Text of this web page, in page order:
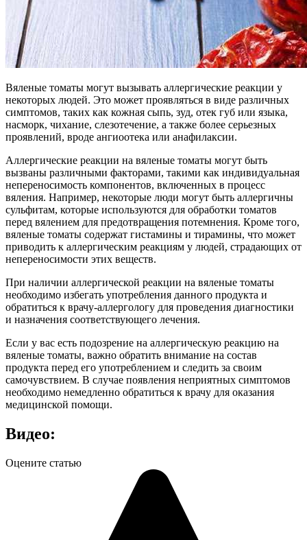
Вяленые томаты могут вызывать аллергические реакции у
некоторых людей. Это может проявляться в виде различных
симптомов, таких как кожная сыпь, зуд, отек губ или языка,
насморк, чихание, слезотечение, а также более серьезных
проявлений, вроде ангиоотека или анафилаксии.
Аллергические реакции на вяленые томаты могут быть
вызваны различными факторами, такими как индивидуальная
непереносимость компонентов, включенных в процесс
вяления. Например, некоторые люди могут быть аллергичны
сульфитам, которые используются для обработки томатов
перед вялением для предотвращения потемнения. Кроме того,
вяленые томаты содержат гистамины и тирамины, что может
приводить к аллергическим реакциям у людей, страдающих от
непереносимости этих веществ.
При наличии аллергической реакции на вяленые томаты
необходимо избегать употребления данного продукта и
обратиться к врачу-аллергологу для проведения диагностики
и назначения соответствующего лечения.
Если у вас есть подозрение на аллергическую реакцию на
вяленые томаты, важно обратить внимание на состав
продукта перед его употреблением и следить за своим
самочувствием. В случае появления неприятных симптомов
необходимо немедленно обратиться к врачу для оказания
медицинской помощи.
Видео:
Оцените статью